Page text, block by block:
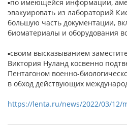
▪по имеющейся информации,
эвакуировать из лабораторий
большую часть документации,
биоматериалы и оборудования
▪своим высказыванием
Виктория Нуланд косвенно
Пентагоном военно-
в обход действующих
https://lenta.ru/news/2022/03/12/